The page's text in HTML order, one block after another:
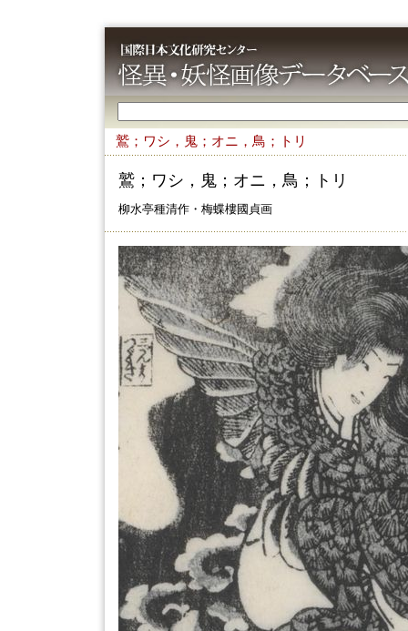
鷲；ワシ，鬼；オニ，鳥；トリ
鷲；ワシ，鬼；オニ，鳥；トリ
柳水亭種清作・梅蝶樓國貞画